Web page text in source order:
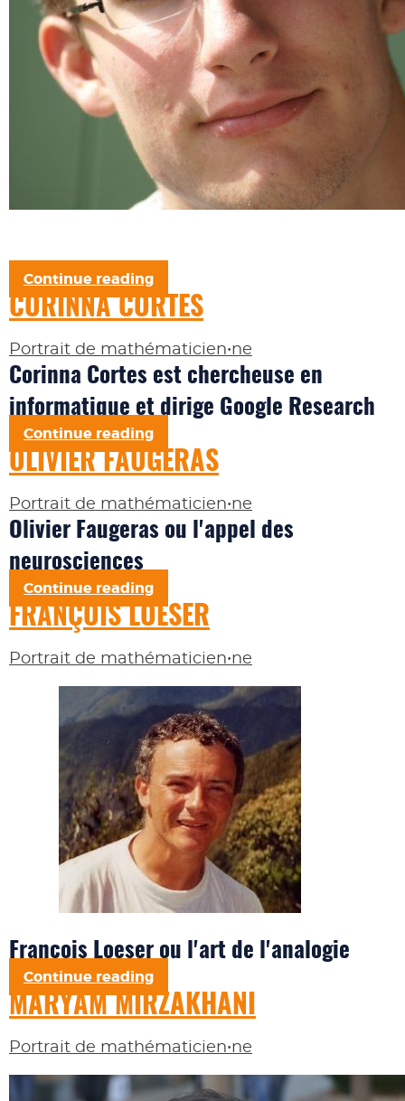
Continue reading
CORINNA CORTES
Portrait de mathématicien•ne
Corinna Cortes est chercheuse en
informatique et dirige Google Research
Continue reading
OLIVIER FAUGERAS
Portrait de mathématicien•ne
Olivier Faugeras ou l'appel des
neurosciences
Continue reading
FRANÇOIS LOESER
Portrait de mathématicien•ne
François Loeser ou l'art de l'analogie
Continue reading
MARYAM MIRZAKHANI
Portrait de mathématicien•ne